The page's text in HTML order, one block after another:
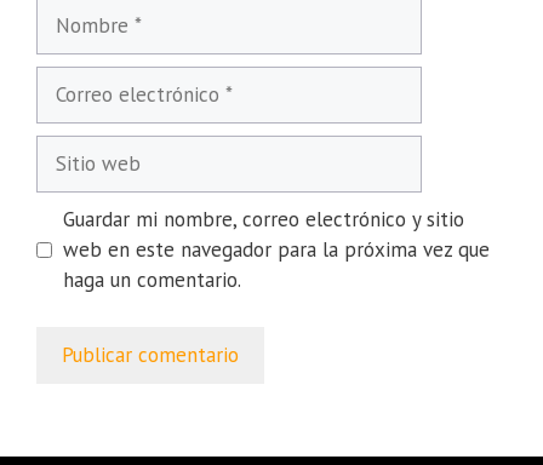
Guardar mi nombre, correo electrónico y sitio
web en este navegador para la próxima vez que
haga un comentario.